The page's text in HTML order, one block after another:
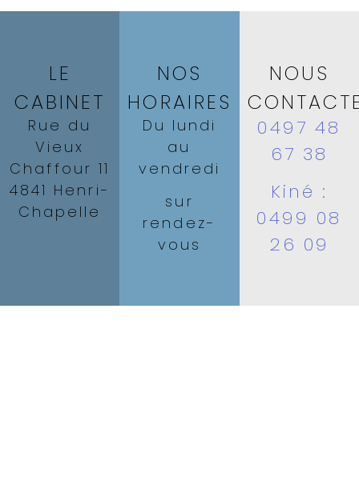
LE
CABINET
Rue du
Vieux
Chaffour 11
4841 Henri-
Chapelle
NOS
HORAIRES
Du lundi
au
vendredi
sur
rendez-
vous
NOUS
0497 48
67 38
Kiné :
0499 08
26 09